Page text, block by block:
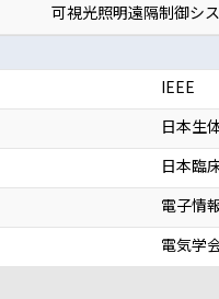
可視光照明遠隔制御シ
IEEE
日本生
日本臨
電子情
電気学